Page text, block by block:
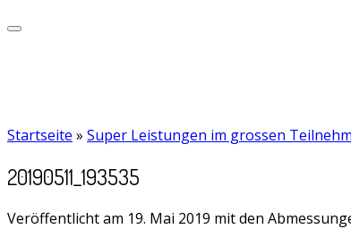
Startseite » Super Leistungen im grossen
20190511_193535
Veröffentlicht am 19. Mai 2019 mit den